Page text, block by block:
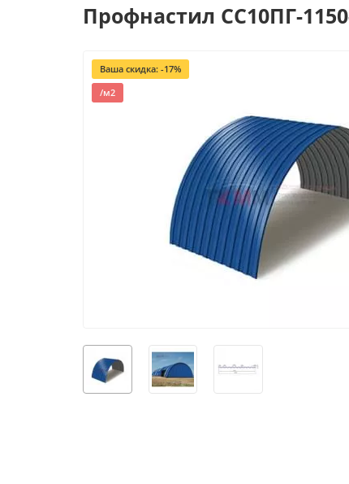
Профнастил СС10ПГ-
Ваша скидка: -17%
/м2